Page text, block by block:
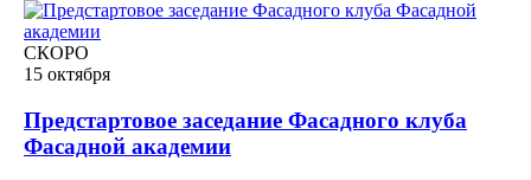
СКОРО
15 октября
Предстартовое заседание Фасадного клуба
Фасадной академии